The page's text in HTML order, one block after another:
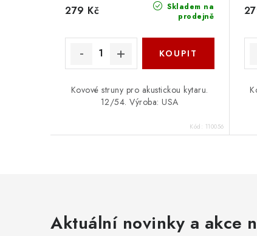
Skladem na
prodejně
279 Kč
Kovové struny pro akustickou kytaru.
12/54. Výroba: USA
Kód: 110056
Aktuální novinky a akce